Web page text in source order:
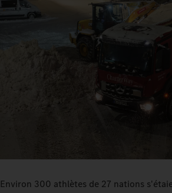
Environ 300 athlètes de 27 nations